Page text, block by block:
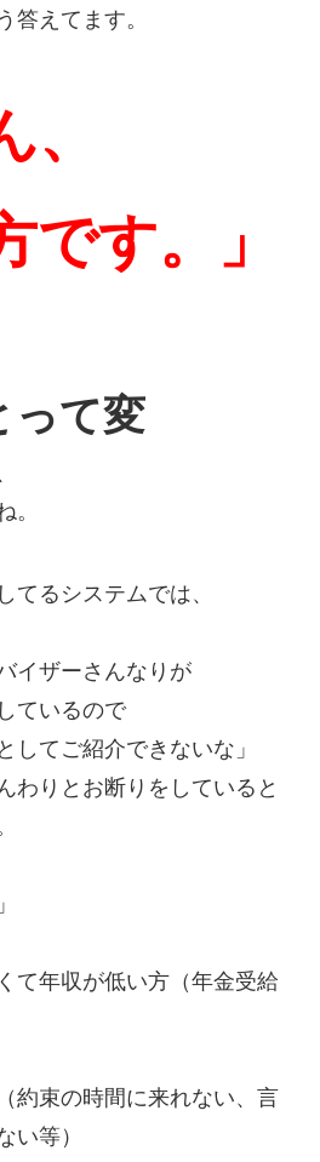
答えてます。
、
です。」
って変
。
てるシステムでは、
イザーさんなりが
ているので
してご紹介できないな」
わりとお断りをしていると
て年収が低い方（年金受給
約束の時間に来れない、言
い等）